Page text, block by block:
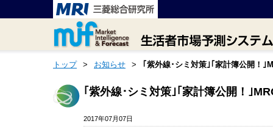
トップ > お知らせ > ｢紫外線･シミ対策｣｢家計簿公開！｣
｢紫外線･シミ対策｣｢家計簿公開！｣
2017年07月07日